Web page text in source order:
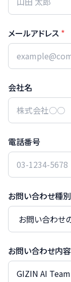
メールアドレス *
会社名
電話番号
お問い合わせ種別
お問い合わせ内容